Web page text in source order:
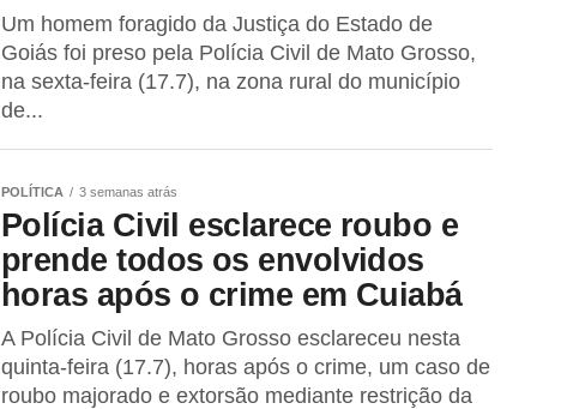
Um homem foragido da Justiça do Estado de
Goiás foi preso pela Polícia Civil de Mato Grosso,
na sexta-feira (17.7), na zona rural do município
de...
POLÍTICA 3 semanas atrás
Polícia Civil esclarece roubo e
prende todos os envolvidos
horas após o crime em Cuiabá
A Polícia Civil de Mato Grosso esclareceu nesta
quinta-feira (17.7), horas após o crime, um caso de
roubo majorado e extorsão mediante restrição da